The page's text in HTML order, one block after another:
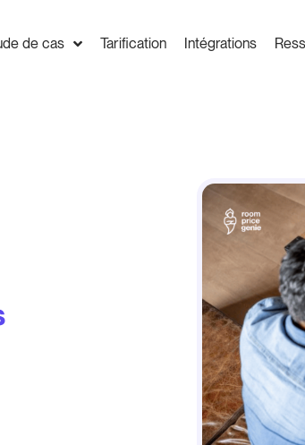
de cas Tarification Intégrations